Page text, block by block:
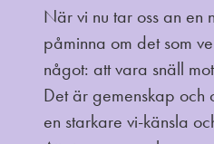
När vi nu tar oss an en
påminna om det som
något: att vara snäll
Det är gemenskap och
en starkare vi-känsla